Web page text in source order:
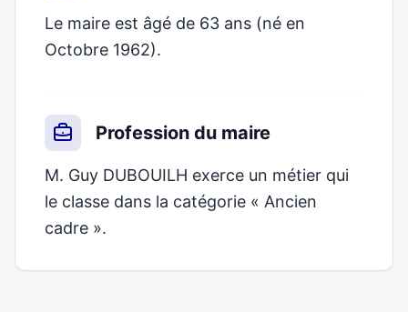
Le maire est âgé de 63 ans (né en
Octobre 1962).
Profession du maire
M. Guy DUBOUILH exerce un métier qui
le classe dans la catégorie « Ancien
cadre ».